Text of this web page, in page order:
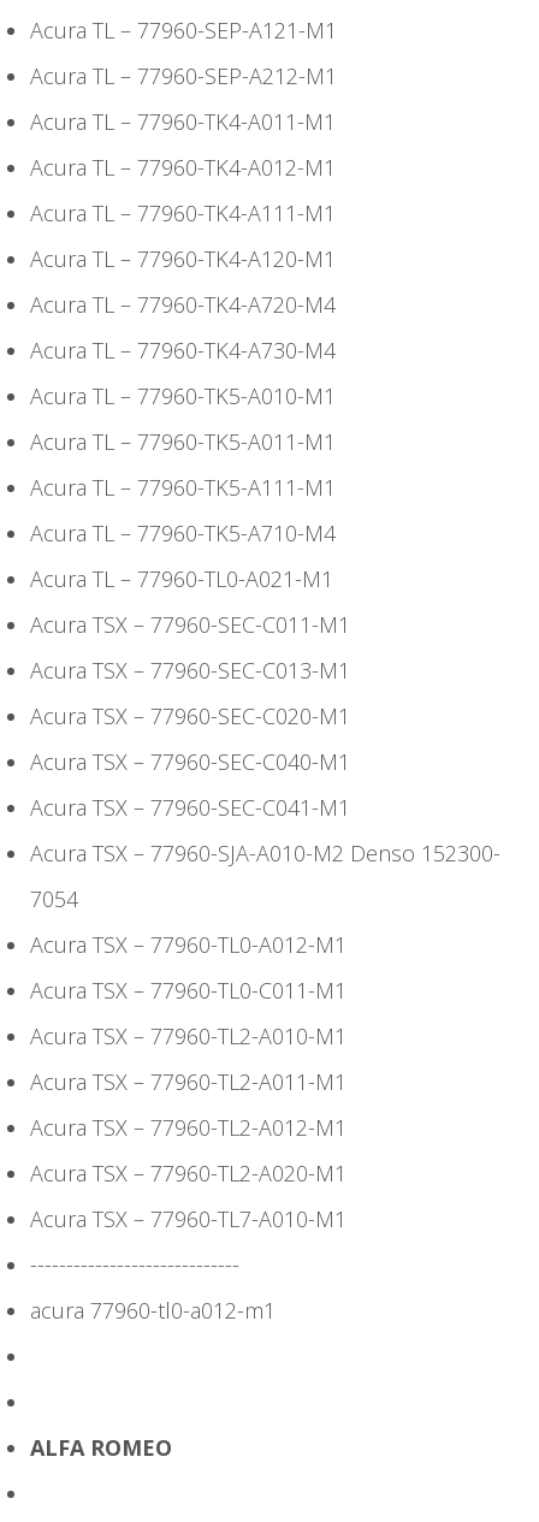
Acura TL – 77960-SEP-A121-M1
Acura TL – 77960-SEP-A212-M1
Acura TL – 77960-TK4-A011-M1
Acura TL – 77960-TK4-A012-M1
Acura TL – 77960-TK4-A111-M1
Acura TL – 77960-TK4-A120-M1
Acura TL – 77960-TK4-A720-M4
Acura TL – 77960-TK4-A730-M4
Acura TL – 77960-TK5-A010-M1
Acura TL – 77960-TK5-A011-M1
Acura TL – 77960-TK5-A111-M1
Acura TL – 77960-TK5-A710-M4
Acura TL – 77960-TL0-A021-M1
Acura TSX – 77960-SEC-C011-M1
Acura TSX – 77960-SEC-C013-M1
Acura TSX – 77960-SEC-C020-M1
Acura TSX – 77960-SEC-C040-M1
Acura TSX – 77960-SEC-C041-M1
Acura TSX – 77960-SJA-A010-M2 Denso 152300-
7054
Acura TSX – 77960-TL0-A012-M1
Acura TSX – 77960-TL0-C011-M1
Acura TSX – 77960-TL2-A010-M1
Acura TSX – 77960-TL2-A011-M1
Acura TSX – 77960-TL2-A012-M1
Acura TSX – 77960-TL2-A020-M1
Acura TSX – 77960-TL7-A010-M1
-----------------------------
acura 77960-tl0-a012-m1
ALFA ROMEO